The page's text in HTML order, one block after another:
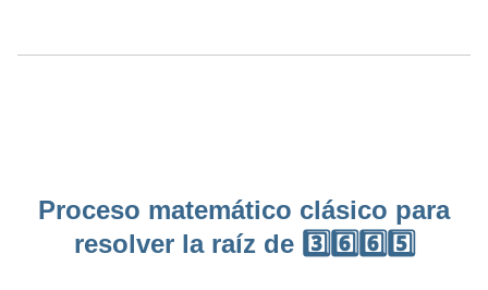
Proceso matemático clásico para
resolver la raíz de 3️⃣6️⃣6️⃣5️⃣